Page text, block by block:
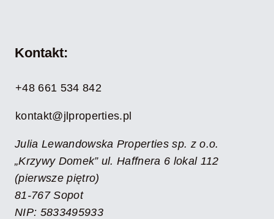
Kontakt:
+48 661 534 842
kontakt@jlproperties.pl
Julia Lewandowska Properties sp. z o.o.
„Krzywy Domek” ul. Haffnera 6 lokal 112
(pierwsze piętro)
81-767 Sopot
NIP: 5833495933